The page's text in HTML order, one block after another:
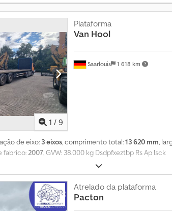
1 / 9
Saarlouis 1 618 km
Plataforma
Van Hool
de eixo: 3 eixos, comprimento total:13 620 mm,
fabrico:2007, GVW: 38.000 kg Dsdpfxeztbp Rs Ap Isck
Atrelado da plataforma
Pacton
a
i
0
0
0
p
e